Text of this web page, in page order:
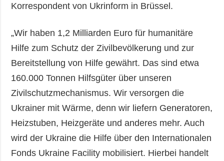
Korrespondent von Ukrinform in Brüssel.
„Wir haben 1,2 Milliarden Euro für humanitäre
Hilfe zum Schutz der Zivilbevölkerung und zur
Bereitstellung von Hilfe gewährt. Das sind etwa
160.000 Tonnen Hilfsgüter über unseren
Zivilschutzmechanismus. Wir versorgen die
Ukrainer mit Wärme, denn wir liefern Generatoren,
Heizstuben, Heizgeräte und anderes mehr. Auch
wird der Ukraine die Hilfe über den Internationalen
Fonds Ukraine Facility mobilisiert. Hierbei handelt